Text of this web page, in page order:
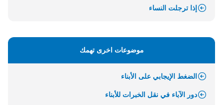
إذا ترجلت النساء
موضوعات اخرى تهمك
الضغط الإيجابي على الأبناء
دور الآباء في نقل الخبرات للأبناء